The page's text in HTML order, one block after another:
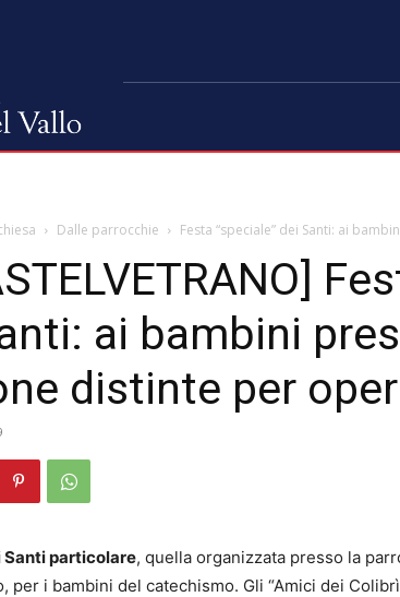
Dalle parrocchie Festa “speciale” dei Santi: ai
ai bambini
distinte per
Santi particolare, quella organizzata presso la
per i bambini del catechismo. Gli “Amici dei